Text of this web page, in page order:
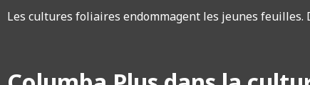
Les cultures foliaires endommagent les jeunes feuilles.